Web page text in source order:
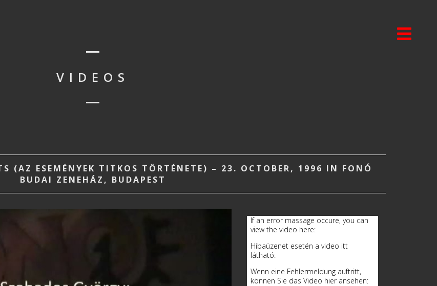
VIDEOS
(AZ ESEMÉNYEK TITKOS TÖRTÉNETE) – 23. OCTOBER, 1996 IN FONÓ
BUDAI ZENEHÁZ, BUDAPEST
If an error massage occure, you can
view the video here:
Hibaüzenet esetén a video itt
látható:
Wenn eine Fehlermeldung auftritt,
können Sie das Video hier ansehen: